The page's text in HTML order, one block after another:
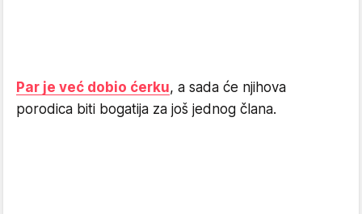
Par je već dobio ćerku, a sada će njihova
porodica biti bogatija za još jednog člana.